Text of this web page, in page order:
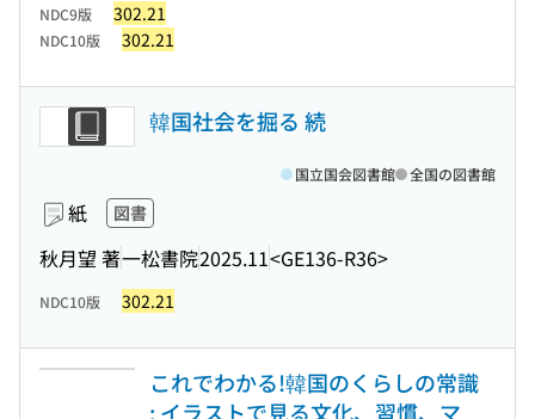
NDC9版 302.21
NDC10版 302.21
韓国社会を掘る 続
紙 図書
秋月望 著一松書院2025.11<GE136-R36>
国立国会図書館 全国の図書館
NDC10版 302.21
これでわかる!韓国のくらしの常識
: イラストで見る文化、習慣、マ